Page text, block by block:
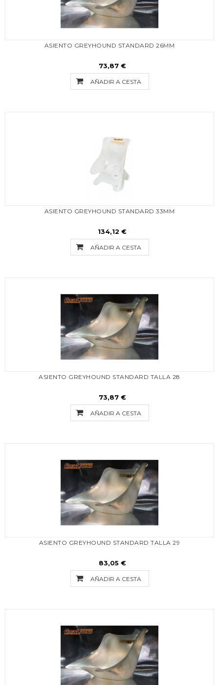
ASIENTO GREYHOUND STANDARD 26MM
73,87 €
AÑADIR A CESTA
ASIENTO GREYHOUND STANDARD 33MM
134,12 €
AÑADIR A CESTA
ASIENTO GREYHOUND STANDARD TALLA 28
73,87 €
AÑADIR A CESTA
ASIENTO GREYHOUND STANDARD TALLA 29
83,05 €
AÑADIR A CESTA